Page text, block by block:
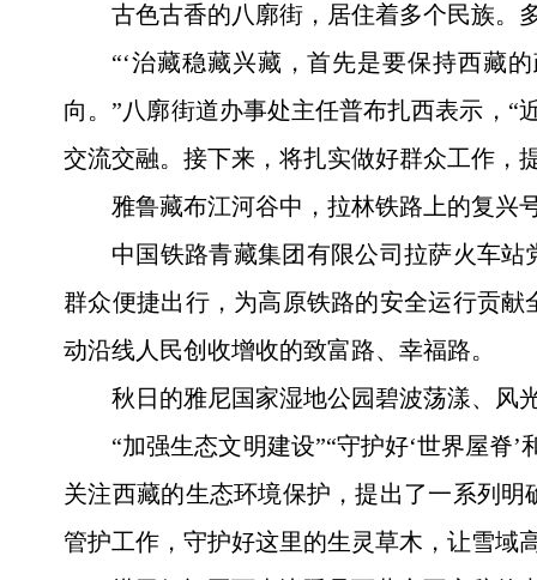
古色古香的八廓街，居住着多个民族。
“‘治藏稳藏兴藏，首先是要保持西藏
向。”八廓街道办事处主任普布扎西表示，“
交流交融。接下来，将扎实做好群众工作，
雅鲁藏布江河谷中，拉林铁路上的复兴
中国铁路青藏集团有限公司拉萨火车
群众便捷出行，为高原铁路的安全运行贡
动沿线人民创收增收的致富路、幸福路。
秋日的雅尼国家湿地公园碧波荡漾、风
“加强生态文明建设”“守护好‘世界屋
关注西藏的生态环境保护，提出了一系列
管护工作，守护好这里的生灵草木，让雪域